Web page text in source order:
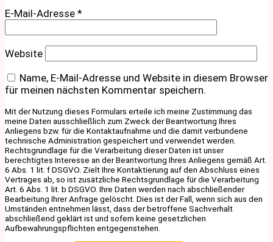
E-Mail-Adresse *
Website
Name, E-Mail-Adresse und Website in diesem Browser
für meinen nächsten Kommentar speichern.
Mit der Nutzung dieses Formulars erteile ich meine Zustimmung das
meine Daten ausschließlich zum Zweck der Beantwortung Ihres
Anliegens bzw. für die Kontaktaufnahme und die damit verbundene
technische Administration gespeichert und verwendet werden.
Rechtsgrundlage für die Verarbeitung dieser Daten ist unser
berechtigtes Interesse an der Beantwortung Ihres Anliegens gemäß Art.
6 Abs. 1 lit. f DSGVO. Zielt Ihre Kontaktierung auf den Abschluss eines
Vertrages ab, so ist zusätzliche Rechtsgrundlage für die Verarbeitung
Art. 6 Abs. 1 lit. b DSGVO. Ihre Daten werden nach abschließender
Bearbeitung Ihrer Anfrage gelöscht. Dies ist der Fall, wenn sich aus den
Umständen entnehmen lässt, dass der betroffene Sachverhalt
abschließend geklärt ist und sofern keine gesetzlichen
Aufbewahrungspflichten entgegenstehen.